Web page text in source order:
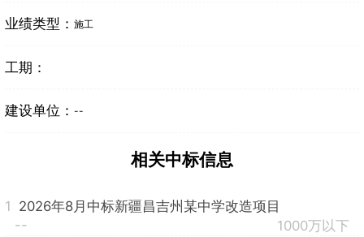
业绩类型： 施工
工期：
建设单位： --
相关中标信息
1 2026年8月中标新疆昌吉州某中学改造项目
--
1000万以下